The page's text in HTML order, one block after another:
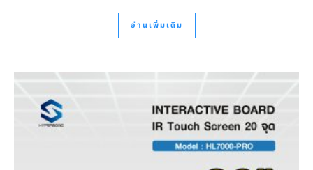
อ่านเพิ่มเติม